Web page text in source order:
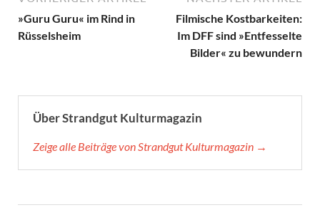
»Guru Guru« im Rind in
Rüsselsheim
Filmische Kostbarkeiten:
Im DFF sind »Entfesselte
Bilder« zu bewundern
Über Strandgut Kulturmagazin
Zeige alle Beiträge von Strandgut Kulturmagazin →